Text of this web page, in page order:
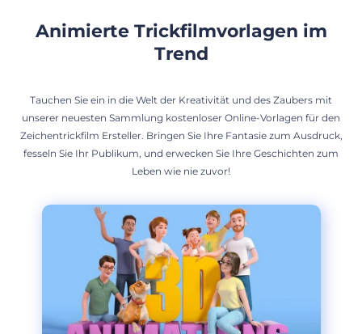
Animierte Trickfilmvorlagen im
Trend
Tauchen Sie ein in die Welt der Kreativität und des Zaubers mit
unserer neuesten Sammlung kostenloser Online-Vorlagen für den
Zeichentrickfilm Ersteller. Bringen Sie Ihre Fantasie zum Ausdruck,
fesseln Sie Ihr Publikum, und erwecken Sie Ihre Geschichten zum
Leben wie nie zuvor!